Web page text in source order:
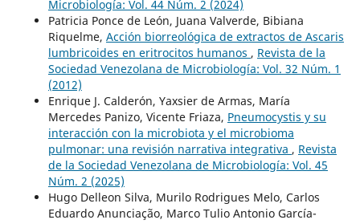
Microbiología: Vol. 44 Núm. 2 (2024)
Patricia Ponce de León, Juana Valverde, Bibiana
Riquelme, Acción biorreológica de extractos de Ascaris
lumbricoides en eritrocitos humanos , Revista de la
Sociedad Venezolana de Microbiología: Vol. 32 Núm. 1
(2012)
Enrique J. Calderón, Yaxsier de Armas, María
Mercedes Panizo, Vicente Friaza, Pneumocystis y su
interacción con la microbiota y el microbioma
pulmonar: una revisión narrativa integrativa , Revista
de la Sociedad Venezolana de Microbiología: Vol. 45
Núm. 2 (2025)
Hugo Delleon Silva, Murilo Rodrigues Melo, Carlos
Eduardo Anunciação, Marco Tulio Antonio García-